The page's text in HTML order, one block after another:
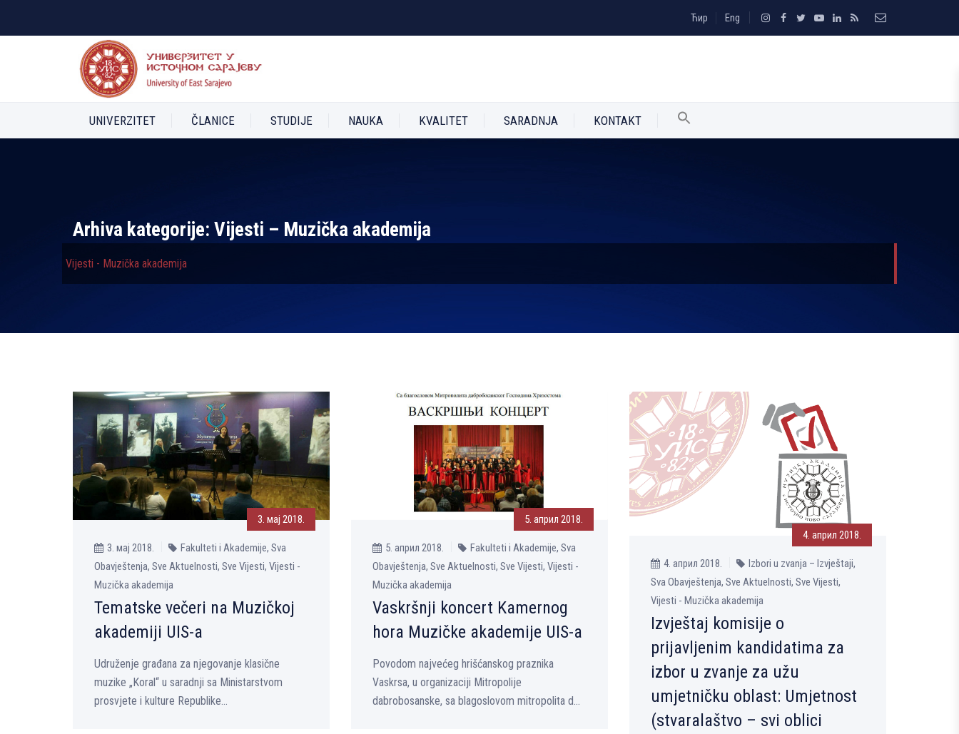
Ћир Eng
UNIVERZITET ČLANICE STUDIJE NAUKA KVALITET SARADNJA KONTAKT
Arhiva kategorije: Vijesti – Muzička akademija
Vijesti - Muzička akademija
3. мај 2018.
3. мај 2018.
Fakulteti i Akademije, Sva
Obavještenja, Sve Aktuelnosti, Sve Vijesti, Vijesti -
Muzička akademija
Tematske večeri na Muzičkoj
akademiji UIS-a
Udruženje građana za njegovanje klasične
muzike „Koral“ u saradnji sa Ministarstvom
prosvjete i kulture Republike...
5. април 2018.
5. април 2018.
Fakulteti i Akademije, Sva
Obavještenja, Sve Aktuelnosti, Sve Vijesti, Vijesti -
Muzička akademija
Vaskršnji koncert Kamernog
hora Muzičke akademije UIS-a
Povodom najvećeg hrišćanskog praznika
Vaskrsa, u organizaciji Mitropolije
dabrobosanske, sa blagoslovom mitropolita d...
4. април 2018.
4. април 2018.
Izbori u zvanja – Izvještaji,
Sva Obavještenja, Sve Aktuelnosti, Sve Vijesti,
Vijesti - Muzička akademija
Izvještaj komisije o
prijavljenim kandidatima za
izbor u zvanje za užu
umjetničku oblast: Umjetnost
(stvaralaštvo – svi oblici